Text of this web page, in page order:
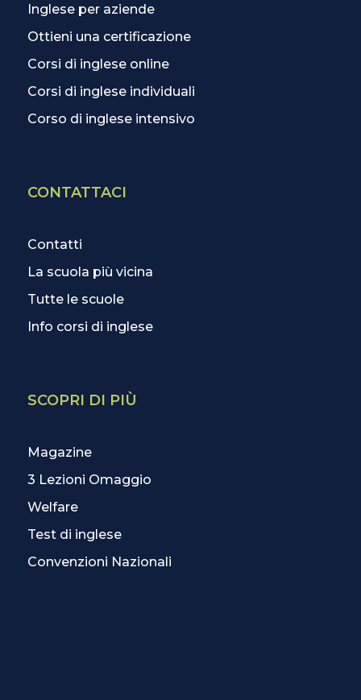
Inglese per aziende
Ottieni una certificazione
Corsi di inglese online
Corsi di inglese individuali
Corso di inglese intensivo
CONTATTACI
Contatti
La scuola più vicina
Tutte le scuole
Info corsi di inglese
SCOPRI DI PIÙ
Magazine
3 Lezioni Omaggio
Welfare
Test di inglese
Convenzioni Nazionali